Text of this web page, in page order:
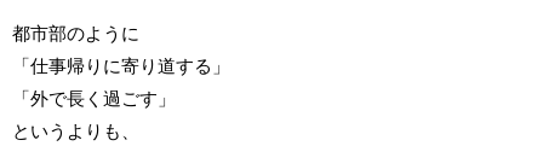
都市部のように
「仕事帰りに寄り道する」
「外で長く過ごす」
というよりも、